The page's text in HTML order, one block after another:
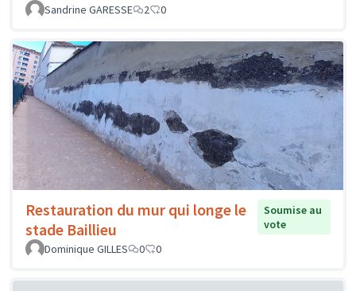
Sandrine GARESSE
2 0
Restauration du mur qui longe le
stade Baillieu
Soumise au
vote
Dominique GILLES
0 0